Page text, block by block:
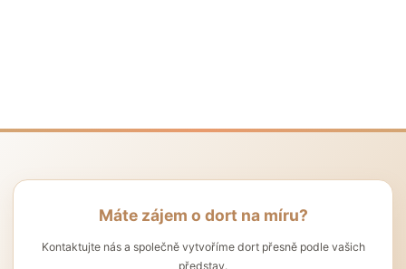
Máte zájem o dort na míru?
Kontaktujte nás a společně vytvoříme dort přesně podle vašich
představ.